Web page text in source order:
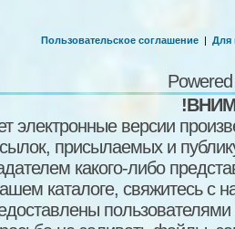
Пользовательское соглашение | Для
электронные версии
присылаемых и
какого-либо
каталоге, свяжитесь
пользователями